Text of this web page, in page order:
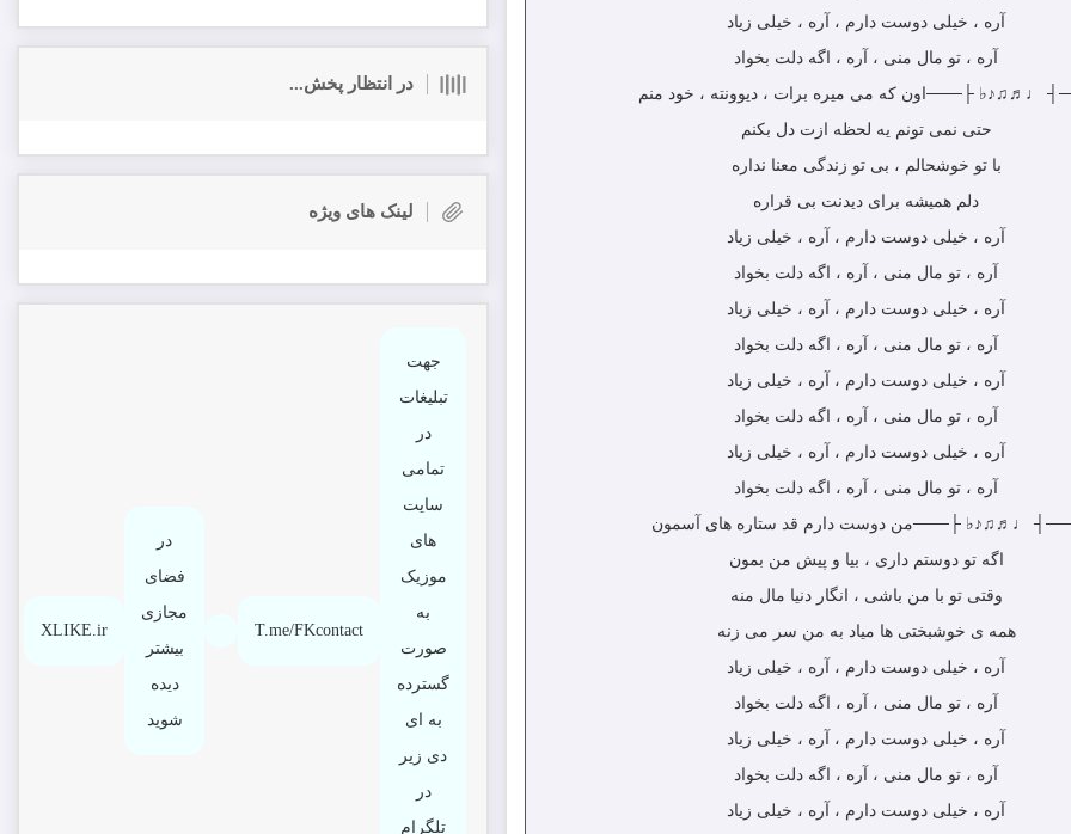
آره ، خیلی دوست دارم ، آره ، خیلی زیاد
آره ، تو مال منی ، آره ، اگه دلت بخواد
♩♬♫♪♭ ├───اون که می میره برات ، دیوونته ، خود منم
حتی نمی تونم یه لحظه ازت دل بکنم
با تو خوشحالم ، بی تو زندگی معنا نداره
دلم همیشه برای دیدنت بی قراره
آره ، خیلی دوست دارم ، آره ، خیلی زیاد
آره ، تو مال منی ، آره ، اگه دلت بخواد
آره ، خیلی دوست دارم ، آره ، خیلی زیاد
آره ، تو مال منی ، آره ، اگه دلت بخواد
آره ، خیلی دوست دارم ، آره ، خیلی زیاد
آره ، تو مال منی ، آره ، اگه دلت بخواد
آره ، خیلی دوست دارم ، آره ، خیلی زیاد
آره ، تو مال منی ، آره ، اگه دلت بخواد
♩♬♫♪♭ ├───من دوست دارم قد ستاره های آسمون
اگه تو دوستم داری ، بیا و پیش من بمون
وقتی تو با من باشی ، انگار دنیا مال منه
همه ی خوشبختی ها میاد به من سر می زنه
آره ، خیلی دوست دارم ، آره ، خیلی زیاد
آره ، تو مال منی ، آره ، اگه دلت بخواد
آره ، خیلی دوست دارم ، آره ، خیلی زیاد
آره ، تو مال منی ، آره ، اگه دلت بخواد
آره ، خیلی دوست دارم ، آره ، خیلی زیاد
در انتظار پخش...
لینک های ویژه
جهت
تبلیغات
در
تمامی
سایت
های
موزیک
به
صورت
گسترده
به ای
دی زیر
در
تلگرام
T.me/FKcontact
در
فضای
مجازی
بیشتر
دیده
شوید
XLIKE.ir